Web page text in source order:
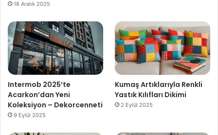
18 Aralık 2025
Intermob 2025’te
Acarkon’dan Yeni
Koleksiyon – Dekorcenneti
9 Eylül 2025
Kumaş Artıklarıyla Renkli
Yastık Kılıfları Dikimi
2 Eylül 2025